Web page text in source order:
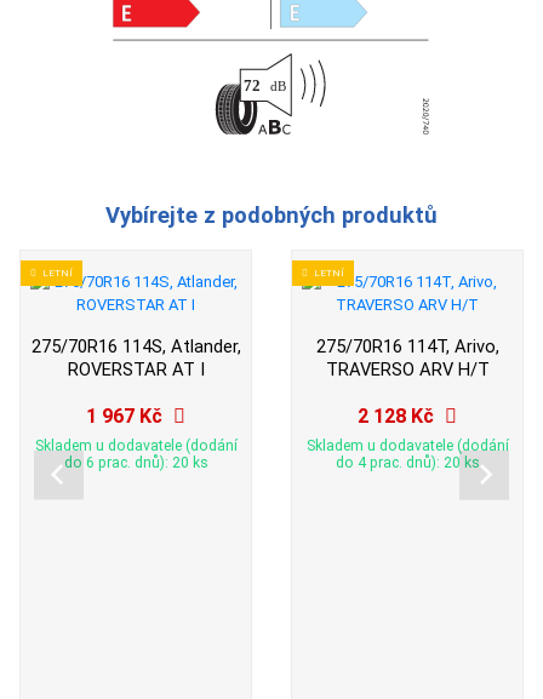
Vybírejte z podobných produktů
LETNÍ
275/70R16 114S, Atlander,
ROVERSTAR AT I
1 967 Kč
Skladem u dodavatele (dodání
do 6 prac. dnů): 20 ks
LETNÍ
275/70R16 114T, Arivo,
TRAVERSO ARV H/T
2 128 Kč
Skladem u dodavatele (dodání
do 4 prac. dnů): 20 ks